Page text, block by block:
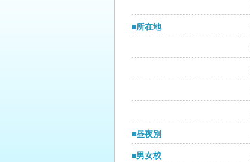
■所在地
■昼夜別
■男女校